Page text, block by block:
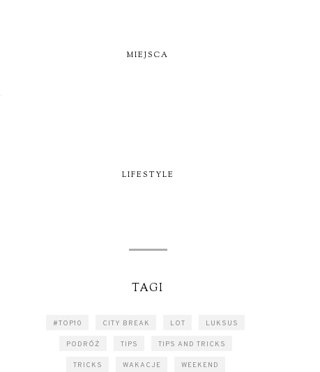
MIEJSCA
LIFESTYLE
TAGI
#TOP10 CITY BREAK LOT LUKSUS
PODRÓŻ TIPS TIPS AND TRICKS
TRICKS WAKACJE WEEKEND